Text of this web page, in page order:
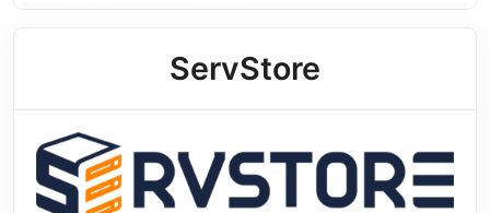
ServStore